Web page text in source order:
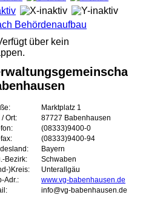
Marktplatz 1
/ Ort:
87727 Babenhausen
(08333)9400-0
(08333)9400-94
Bayern
Bezirk:
Schwaben
)Kreis:
Unterallgäu
Adr.:
www.vg-babenhausen.de
info@vg-babenhausen.de